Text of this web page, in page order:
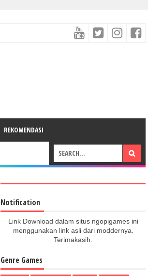
REKOMENDASI
Notification
Link Download dalam situs ngopigames ini
menggunakan link asli dari moddernya.
Terimakasih.
Genre Games